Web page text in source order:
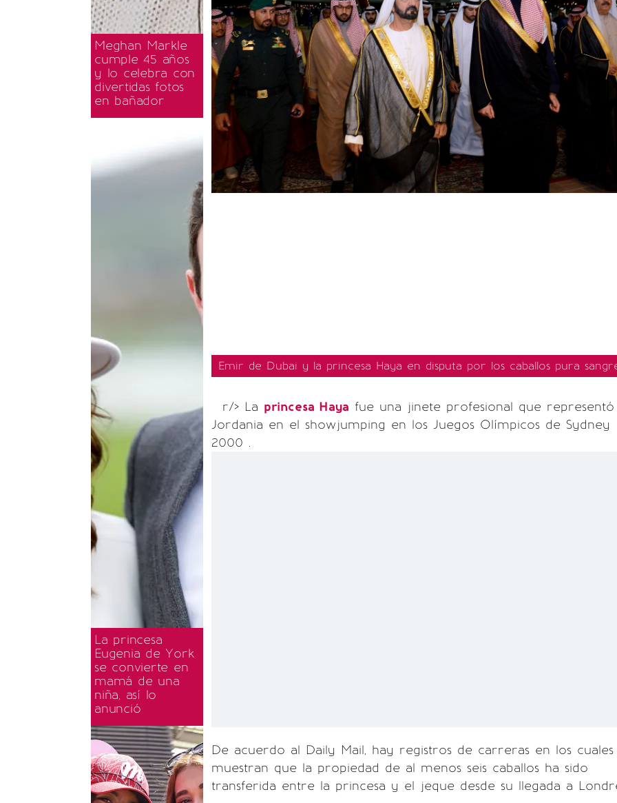
Meghan Markle
cumple 45 años
y lo celebra con
divertidas fotos
en bañador
La princesa
Eugenia de York
se convierte en
mamá de una
niña, así lo
anunció
Emir de Dubai y la princesa Haya en disputa por los caballos pura
r/> La princesa Haya fue una jinete profesional que
Jordania en el showjumping en los Juegos Olímpicos de Sydney
2000 .
De acuerdo al Daily Mail, hay registros de carreras en los cuales
muestran que la propiedad de al menos seis caballos ha sido
transferida entre la princesa y el jeque desde su llegada a